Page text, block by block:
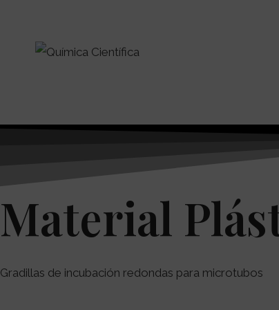
Material
Gradillas de incubación redondas para microtubos